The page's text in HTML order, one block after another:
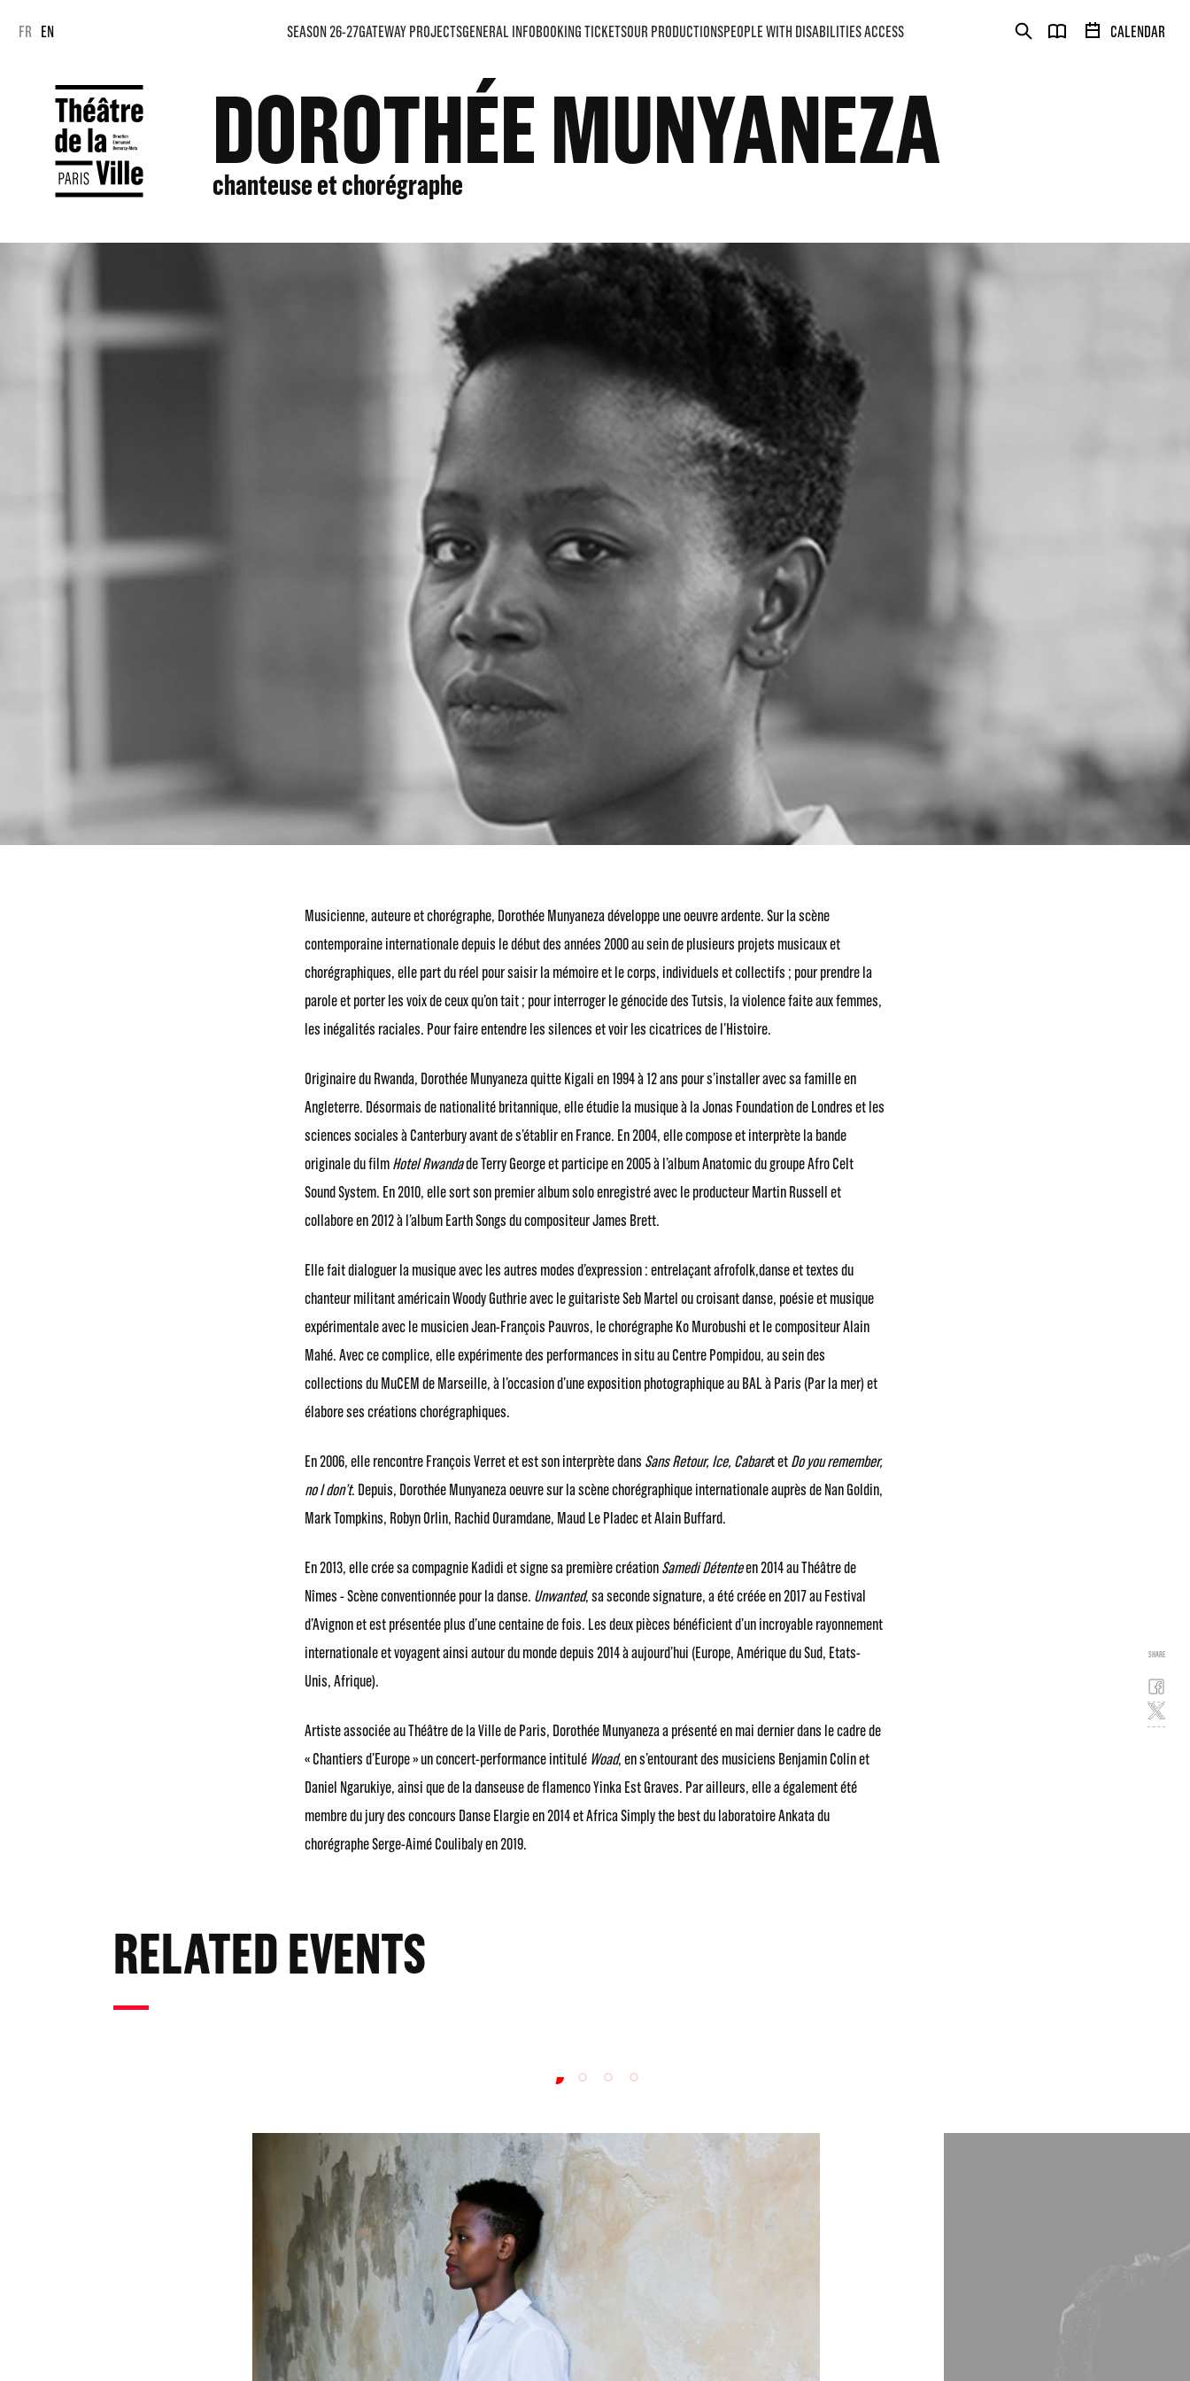
FR EN CALENDAR
SEASON 26-27GATEWAY PROJECTSGENERAL INFOBOOKING TICKETSOUR PRODUCTIONSPEOPLE WITH DISABILITIES ACCESS
DOROTHÉE MUNYANEZA
chanteuse et chorégraphe
SHARE
Musicienne, auteure et chorégraphe, Dorothée Munyaneza développe une oeuvre ardente. Sur la scène
contemporaine internationale depuis le début des années 2000 au sein de plusieurs projets musicaux et
chorégraphiques, elle part du réel pour saisir la mémoire et le corps, individuels et collectifs ; pour prendre la
parole et porter les voix de ceux qu’on tait ; pour interroger le génocide des Tutsis, la violence faite aux femmes,
les inégalités raciales. Pour faire entendre les silences et voir les cicatrices de l’Histoire.
Originaire du Rwanda, Dorothée Munyaneza quitte Kigali en 1994 à 12 ans pour s’installer avec sa famille en
Angleterre. Désormais de nationalité britannique, elle étudie la musique à la Jonas Foundation de Londres et les
sciences sociales à Canterbury avant de s’établir en France. En 2004, elle compose et interprète la bande
originale du filmHotel Rwandade Terry George et participe en 2005 à l’album Anatomic du groupe Afro Celt
Sound System. En 2010, elle sort son premier album solo enregistré avec le producteur Martin Russell et
collabore en 2012 à l’album Earth Songs du compositeur James Brett.
Elle fait dialoguer la musique avec les autres modes d’expression : entrelaçant afrofolk,danse et textes du
chanteur militant américain Woody Guthrie avec le guitariste Seb Martel ou croisant danse, poésie et musique
expérimentale avec le musicien Jean-François Pauvros, le chorégraphe Ko Murobushi et le compositeur Alain
Mahé. Avec ce complice, elle expérimente des performances in situ au Centre Pompidou, au sein des
collections du MuCEM de Marseille, à l’occasion d’une exposition photographique au BAL à Paris (Par la mer) et
élabore ses créations chorégraphiques.
En 2006, elle rencontre François Verret et est son interprète dans Sans Retour, Ice, Cabaret etDo you remember,
no I don’t. Depuis, Dorothée Munyaneza oeuvre sur la scène chorégraphique internationale auprès de Nan Goldin,
Mark Tompkins, Robyn Orlin, Rachid Ouramdane, Maud Le Pladec et Alain Buffard.
En 2013, elle crée sa compagnie Kadidi et signe sa première créationSamedi Détenteen 2014 au Théâtre de
Nîmes - Scène conventionnée pour la danse. Unwanted, sa seconde signature, a été créée en 2017 au Festival
d’Avignon et est présentée plus d’une centaine de fois. Les deux pièces bénéficient d’un incroyable rayonnement
internationale et voyagent ainsi autour du monde depuis 2014 à aujourd’hui (Europe, Amérique du Sud, Etats-
Unis, Afrique).
Artiste associée au Théâtre de la Ville de Paris, Dorothée Munyaneza a présenté en mai dernier dans le cadre de
« Chantiers d’Europe » un concert-performance intitulé Woad, en s’entourant des musiciens Benjamin Colin et
Daniel Ngarukiye, ainsi que de la danseuse de flamenco Yinka Est Graves. Par ailleurs, elle a également été
membre du jury des concours Danse Elargie en 2014 et Africa Simply the best du laboratoire Ankata du
chorégraphe Serge-Aimé Coulibaly en 2019.
RELATED EVENTS